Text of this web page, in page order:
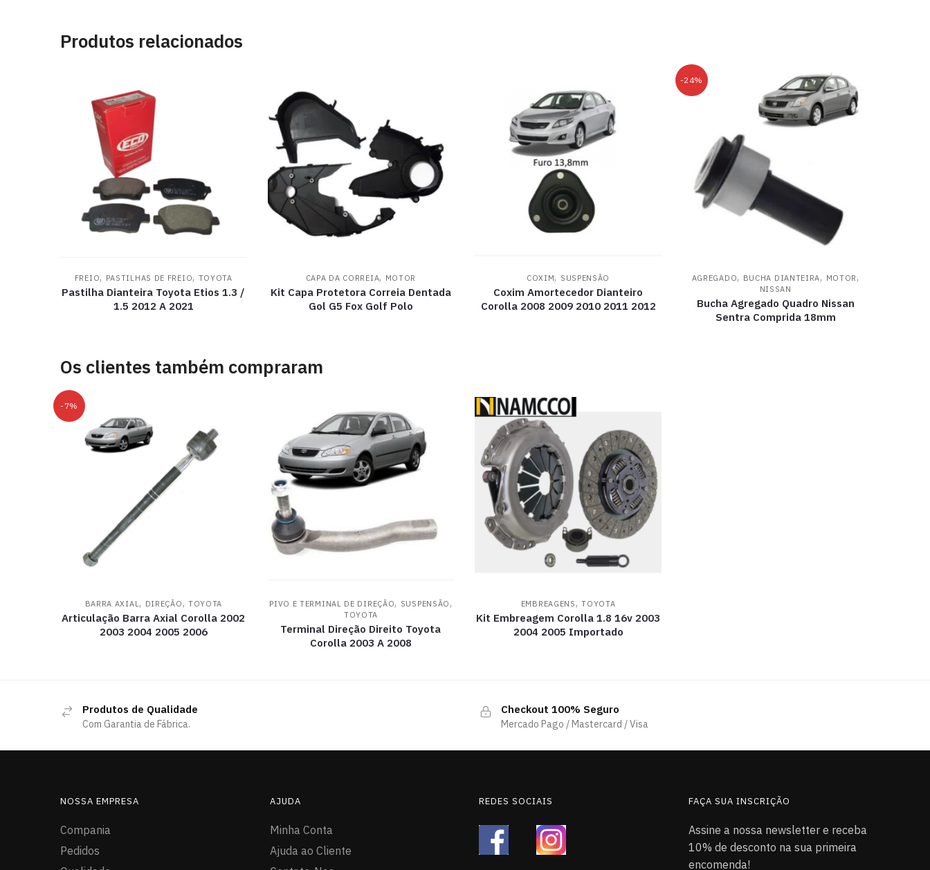
Produtos relacionados
FREIO, PASTILHAS DE FREIO, TOYOTA
Pastilha Dianteira Toyota Etios 1.3 /
1.5 2012 A 2021
CAPA DA CORREIA, MOTOR
Kit Capa Protetora Correia Dentada
Gol G5 Fox Golf Polo
COXIM, SUSPENSÃO
Coxim Amortecedor Dianteiro
Corolla 2008 2009 2010 2011 2012
-24%
AGREGADO, BUCHA DIANTEIRA, MOTOR,
NISSAN
Bucha Agregado Quadro Nissan
Sentra Comprida 18mm
Os clientes também compraram
-7%
BARRA AXIAL, DIREÇÃO, TOYOTA
Articulação Barra Axial Corolla 2002
2003 2004 2005 2006
PIVO E TERMINAL DE DIREÇÃO, SUSPENSÃO,
TOYOTA
Terminal Direção Direito Toyota
Corolla 2003 A 2008
EMBREAGENS,TOYOTA
Kit Embreagem Corolla 1.8 16v 2003
2004 2005 Importado
Produtos de Qualidade
Com Garantia de Fábrica.
Checkout 100% Seguro
Mercado Pago / Mastercard / Visa
NOSSA EMPRESA
Compania
Pedidos
AJUDA
Minha Conta
Ajuda ao Cliente
REDES SOCIAIS FAÇA SUA INSCRIÇÃO
Assine a nossa newsletter e receba
10% de desconto na sua primeira
encomenda!